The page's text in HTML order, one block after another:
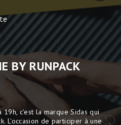
BY RUNPACK
c'est la marque Sidas qui
L'occasion de participer à une